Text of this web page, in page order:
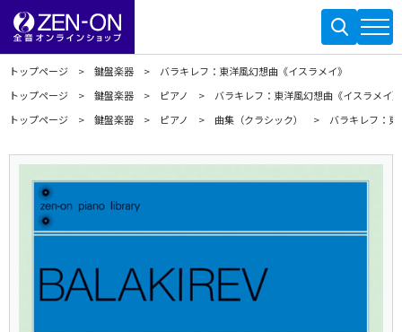
トップページ 鍵盤楽器
バラキレフ：東洋風幻想曲《イスラメイ》
トップページ
鍵盤楽器 ピアノ
バラキレフ：東洋風幻想曲《イスラメイ》
トップページ
鍵盤楽器 ピアノ 曲集（クラシック） バラキレフ：